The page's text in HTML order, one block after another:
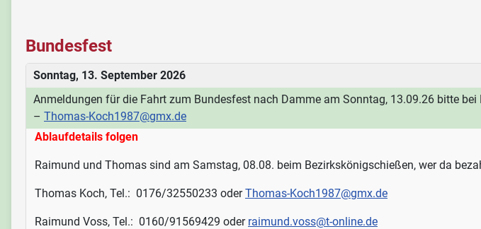
Bundesfest
Sonntag, 13. September 2026
Anmeldungen für die Fahrt zum Bundesfest nach Damme am Sonntag, 13.09.26 bitte
– Thomas-Koch1987@gmx.de
Ablaufdetails folgen
Raimund und Thomas sind am Samstag, 08.08. beim Bezirkskönigschießen, wer da
Thomas Koch, Tel.: 0176/32550233 oderThomas-Koch1987@gmx.de
Raimund Voss, Tel.: 0160/91569429 oder raimund.voss@t-online.de